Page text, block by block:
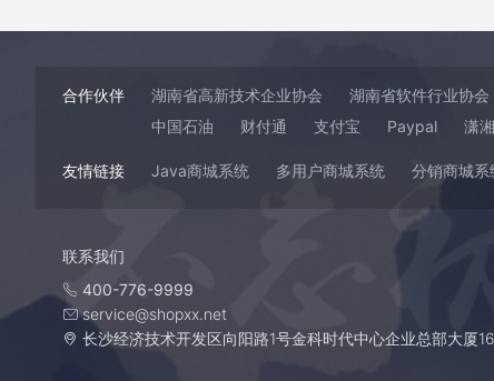
合作伙伴 湖南省高新技术企业协会 湖南省软件行业协会
中国石油
财付通 支付宝 Paypal 潇
友情链接 Java商城系统 多用户商城系统 分销商城系
联系我们
400-776-9999
service@shopxx.net
长沙经济技术开发区向阳路1号金科时代中心企业总部大厦